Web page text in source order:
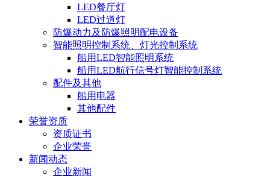
LED餐厅灯
LED过道灯
防爆动力及防爆照明配电设备
智能照明控制系统、灯光控制系统
船用LED智能照明系统
船用LED航行信号灯智能控制系统
配件及其他
船用电器
其他配件
荣誉资质
资质证书
企业荣誉
新闻动态
企业新闻